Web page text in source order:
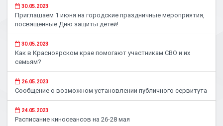
30.05.2023
Приглашаем 1 июня на городские праздничные мероприятия,
посвященные Дню защиты детей!
30.05.2023
Как в Красноярском крае помогают участникам СВО и их
семьям?
26.05.2023
Сообщение о возможном установлении публичного сервитута
24.05.2023
Расписание киносеансов на 26-28 мая